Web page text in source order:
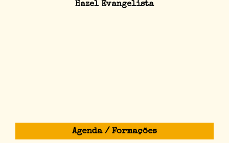
Hazel Evangelista
Agenda / Formações